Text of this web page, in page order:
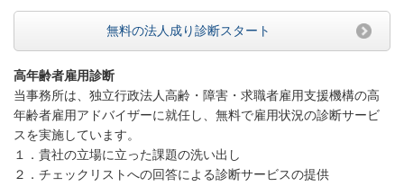
無料の法人成り診断スタート
高年齢者雇用診断
当事務所は、独立行政法人高齢・障害・求職者雇用支援機構の高
年齢者雇用アドバイザーに就任し、無料で雇用状況の診断サービ
スを実施しています。
１．貴社の立場に立った課題の洗い出し
２．チェックリストへの回答による診断サービスの提供